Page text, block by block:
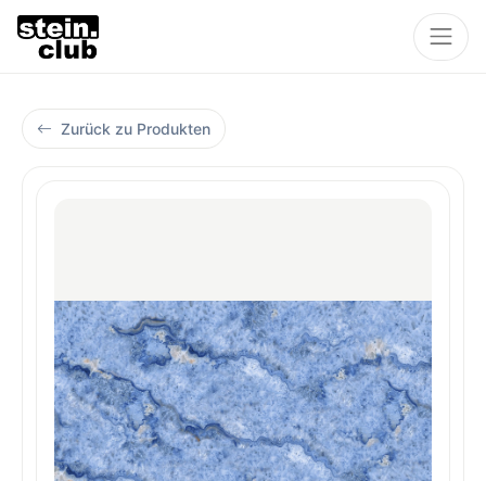
Zurück zu Produkten